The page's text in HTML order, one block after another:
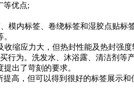
等优点;
模内标签、卷绕标签和湿胶点贴
缩应力大，但热封性能及热封强度
为。洗发水、沐浴露、清洁剂等
出了苛刻的要求。
高，但可以得到很好的标签展示